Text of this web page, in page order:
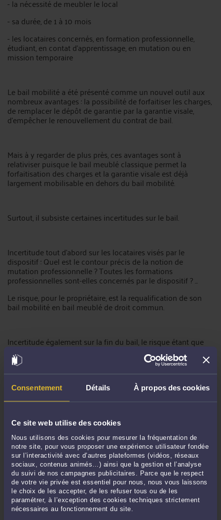
Consentement Détails À propos des cookies
Ce site web utilise des cookies
Nous utilisons des cookies pour mesurer la fréquentation de
notre site, pour vous proposer une expérience utilisateur fondée
sur l’interactivité avec d’autres plateformes (vidéos, réseaux
sociaux, contenus animés…) ainsi que la gestion et l’analyse
du suivi de nos campagnes publicitaires. Parce que le respect
de votre vie privée est essentiel pour nous, nous vous laissons
le choix de les accepter, de les refuser tous ou de les
paramétrer, à l’exception des cookies techniques strictement
nécessaires au fonctionnement du site.
- la nécessité de meubler le local
- sa durée, de 1 à 10 mois
- les locataires concernés, en formation professionnelle,
étudiant, en contat d'apprentissage, en mutation ou en
mission temporaire
Le bail mobilité a été présenté comme un nouvel outil aux
nombreux avantages : la possibilité de forfaitiser les charges,
de remplacer le dépôt de garantie par la garantie visale,
d'empêcher le renouvellement du contrat de bail.
Mais à y regarder de plus près, ces avantages sont à
relativiser puisque le bail meublé classique permet la
forfaitisation des charges et la garantie visale est déjà
largement mobilisable en dehors du bail mobilité.
Surtout, il subsiste certaines incertitudes sur le bail.
Incertitude tout d'abord sur les locataires visés par le
dispositif : Quel est le contour précis de la notion de
mutation professionnelle ? Toutes les formations
professionnelles sont-elles concernés par le dispositif ? ...
Le risque, pour le propriétaire, est la requalification de son
bail mobilité en bail meublé de droit commun.
Incertitude également sur la fin du bail, le risque étant que
les juridictions requalifient ce bail en bail meublé de droit
commun selon les circonstances, si le locataire reste dans
les lieux.
Je conseillerais donc aux propriétaires immobiliers de ne pas
outil soit "rodé" par les praticiens et la jurisprudence...
Matthieu ROBARDEY
Avocat au Barreau de VIENNE
Vous avez des questions en Droit immobilier ? Vous
rechercher unavocat à VIENNE, en ISERE ?